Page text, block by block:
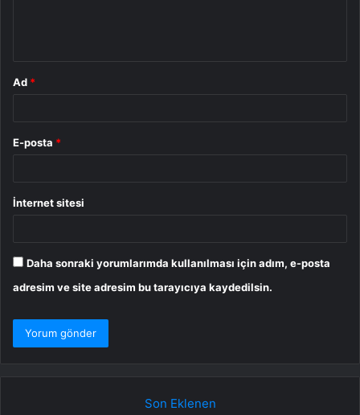
Ad *
E-posta *
İnternet sitesi
Daha sonraki yorumlarımda kullanılması için adım, e-posta
adresim ve site adresim bu tarayıcıya kaydedilsin.
Son Eklenen